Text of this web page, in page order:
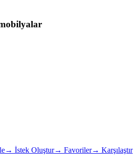
→ İstek Oluştur→ Favoriler→ Karşılaştır